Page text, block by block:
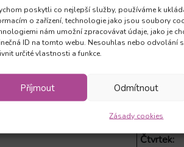
poskytli co nejlepší služby, používáme k
o zařízení, technologie jako jsou soubory
nám umožní zpracovávat údaje, jako je
ID na tomto webu. Nesouhlas nebo odvolání
určité vlastnosti a funkce.
Příjmout Odmítnout
Zásady cookies
Letní
Úterý:
Středa:
Čtvrtek: